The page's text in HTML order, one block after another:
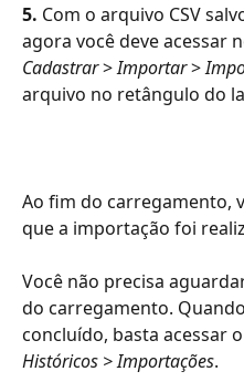
5. Com o arquivo CSV
agora você deve acessar
Cadastrar > Importar >
arquivo no retângulo do
Ao fim do carregamento,
que a importação foi
Você não precisa
do carregamento.
concluído, basta acessar
Históricos > Importações.